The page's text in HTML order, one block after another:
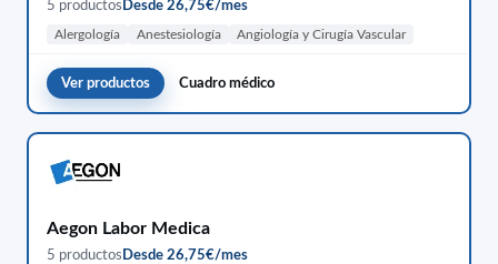
5 productos Desde 26,75€/mes
Alergología Anestesiología Angiología y Cirugía Vascular
Ver productos Cuadro médico
Aegon Labor Medica
5 productos Desde 26,75€/mes